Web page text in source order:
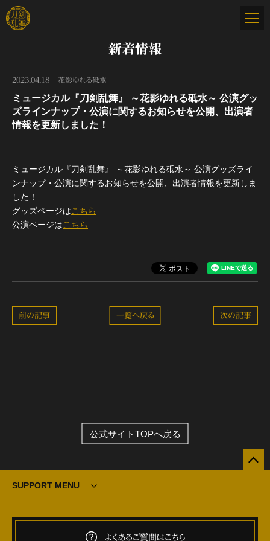
新着情報
2023.04.18 花影ゆれる砥水
ミュージカル『刀剣乱舞』 ～花影ゆれる砥水～ 公演グッ
ズラインナップ・公演に関するお知らせを公開、出演者
情報を更新しました！
ミュージカル『刀剣乱舞』 ～花影ゆれる砥水～ 公演グッズライ
ンナップ・公演に関するお知らせを公開、出演者情報を更新しま
した！
グッズページはこちら
公演ページはこちら
次の記事
一覧へ戻る
前の記事
公式サイトTOPへ戻る
SUPPORT MENU
よくあるご質問はこちら